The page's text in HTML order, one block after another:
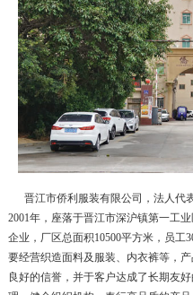
晋江市侨利服装有限公司，法人代
2001年，座落于晋江市深沪镇第一工
企业，厂区总面积10500平方米，员工
要经营织造面料及服装、内衣裤等，
良好的信誉，并于客户达成了长期友